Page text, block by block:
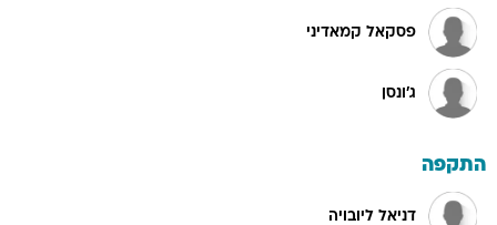
פסקאל קמאדיני
ג'ונסן
התקפה
דניאל ליובויה